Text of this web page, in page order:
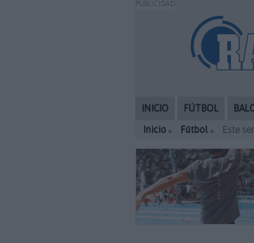
PUBLICIDAD
INICIO FÚTBOL
Inicio
Fútbol Este